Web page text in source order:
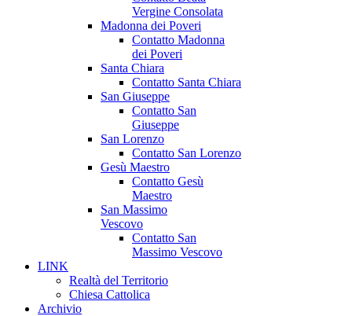
Vergine Consolata
Madonna dei Poveri
Contatto Madonna
dei Poveri
Santa Chiara
Contatto Santa Chiara
San Giuseppe
Contatto San
Giuseppe
San Lorenzo
Contatto San Lorenzo
Gesù Maestro
Contatto Gesù
Maestro
San Massimo
Vescovo
Contatto San
Massimo Vescovo
LINK
Realtà del Territorio
Chiesa Cattolica
Archivio